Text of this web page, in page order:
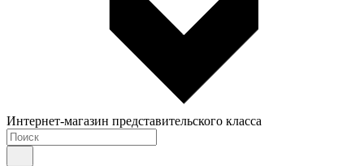
Интернет-магазин представительского класса